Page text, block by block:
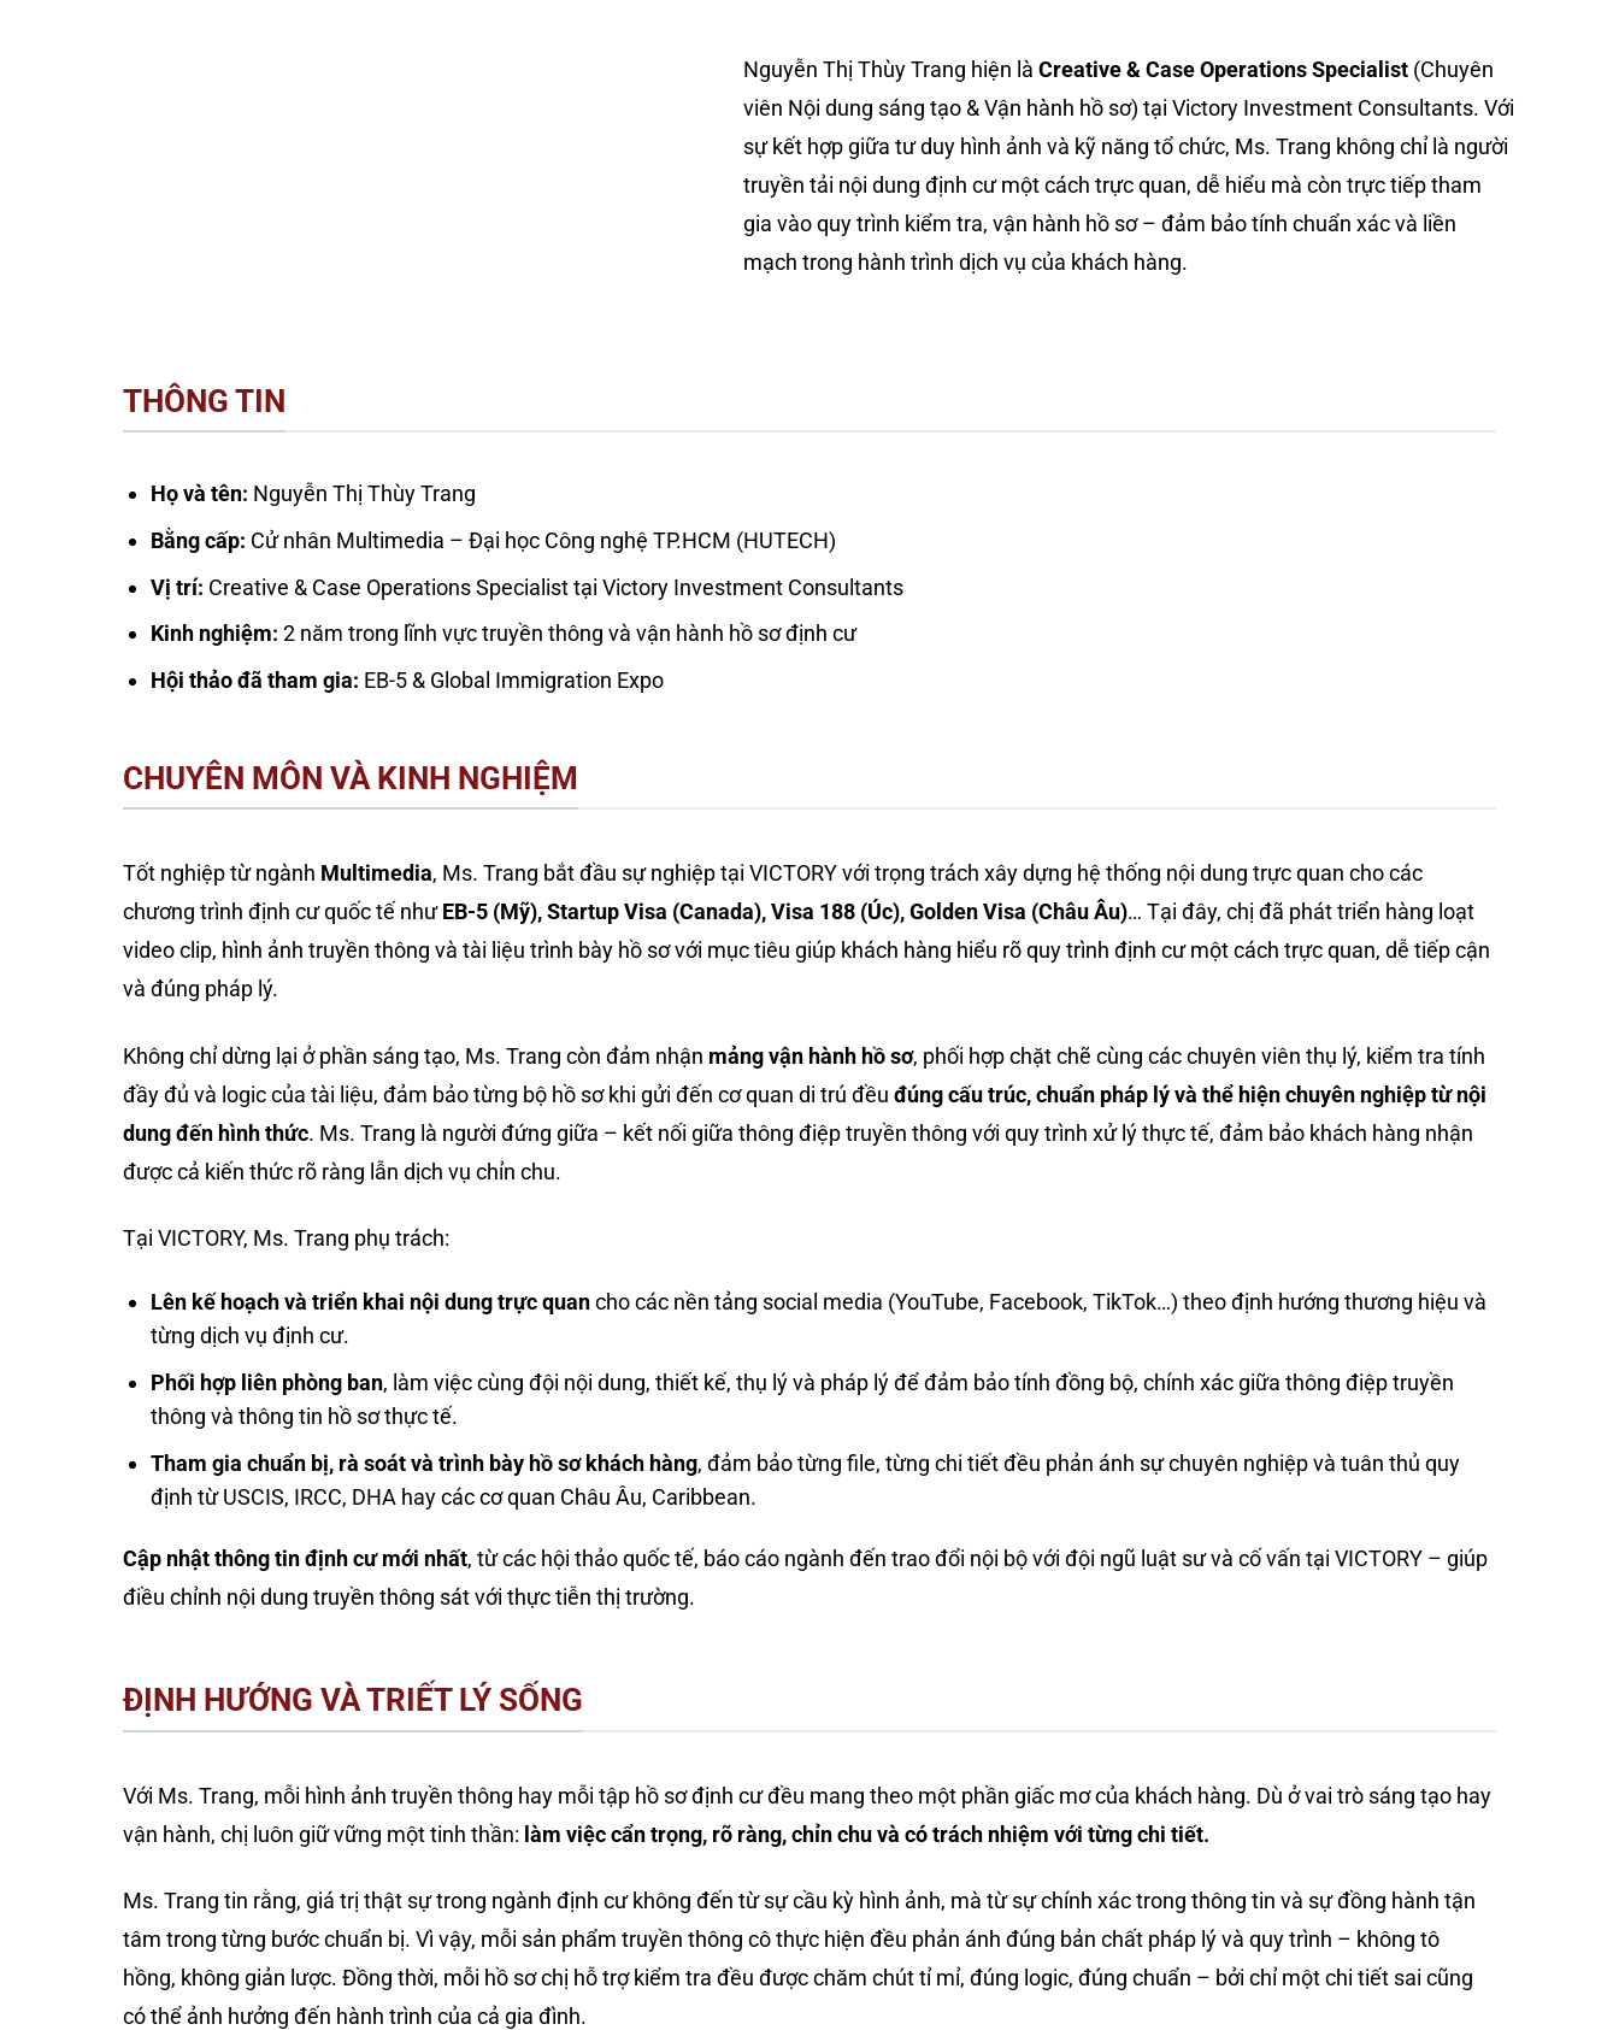
Nguyễn Thị Thùy Trang hiện là Creative & Case Operations Specialist (Chuyên
viên Nội dung sáng tạo & Vận hành hồ sơ) tại Victory Investment Consultants. Với
sự kết hợp giữa tư duy hình ảnh và kỹ năng tổ chức, Ms. Trang không chỉ là người
truyền tải nội dung định cư một cách trực quan, dễ hiểu mà còn trực tiếp tham
gia vào quy trình kiểm tra, vận hành hồ sơ – đảm bảo tính chuẩn xác và liền
mạch trong hành trình dịch vụ của khách hàng.
THÔNG TIN
Họ và tên: Nguyễn Thị Thùy Trang
Bằng cấp: Cử nhân Multimedia – Đại học Công nghệ TP.HCM (HUTECH)
Vị trí: Creative & Case Operations Specialist tại Victory Investment Consultants
Kinh nghiệm: 2 năm trong lĩnh vực truyền thông và vận hành hồ sơ định cư
Hội thảo đã tham gia: EB-5 & Global Immigration Expo
CHUYÊN MÔN VÀ KINH NGHIỆM
Tốt nghiệp từ ngành Multimedia, Ms. Trang bắt đầu sự nghiệp tại VICTORY với trọng trách xây dựng hệ thống nội dung trực quan cho các
chương trình định cư quốc tế nhưEB-5 (Mỹ), Startup Visa (Canada), Visa 188 (Úc), Golden Visa (Châu Âu)… Tại đây, chị đã phát triển hàng loạt
video clip, hình ảnh truyền thông và tài liệu trình bày hồ sơ với mục tiêu giúp khách hàng hiểu rõ quy trình định cư một cách trực quan, dễ tiếp cận
và đúng pháp lý.
Không chỉ dừng lại ở phần sáng tạo, Ms. Trang còn đảm nhận mảng vận hành hồ sơ, phối hợp chặt chẽ cùng các chuyên viên thụ lý, kiểm tra tính
đầy đủ và logic của tài liệu, đảm bảo từng bộ hồ sơ khi gửi đến cơ quan di trú đều đúng cấu trúc, chuẩn pháp lý và thể hiện chuyên nghiệp từ nội
dung đến hình thức. Ms. Trang là người đứng giữa – kết nối giữa thông điệp truyền thông với quy trình xử lý thực tế, đảm bảo khách hàng nhận
được cả kiến thức rõ ràng lẫn dịch vụ chỉn chu.
Tại VICTORY, Ms. Trang phụ trách:
Lên kế hoạch và triển khai nội dung trực quancho các nền tảng social media (YouTube, Facebook, TikTok…) theo định hướng thương hiệu và
từng dịch vụ định cư.
Phối hợp liên phòng ban, làm việc cùng đội nội dung, thiết kế, thụ lý và pháp lý để đảm bảo tính đồng bộ, chính xác giữa thông điệp truyền
thông và thông tin hồ sơ thực tế.
Tham gia chuẩn bị, rà soát và trình bày hồ sơ khách hàng, đảm bảo từng file, từng chi tiết đều phản ánh sự chuyên nghiệp và tuân thủ quy
định từ USCIS, IRCC, DHA hay các cơ quan Châu Âu, Caribbean.
Cập nhật thông tin định cư mới nhất, từ các hội thảo quốc tế, báo cáo ngành đến trao đổi nội bộ với đội ngũ luật sư và cố vấn tại VICTORY – giúp
điều chỉnh nội dung truyền thông sát với thực tiễn thị trường.
ĐỊNH HƯỚNG VÀ TRIẾT LÝ SỐNG
Với Ms. Trang, mỗi hình ảnh truyền thông hay mỗi tập hồ sơ định cư đều mang theo một phần giấc mơ của khách hàng. Dù ở vai trò sáng tạo hay
vận hành, chị luôn giữ vững một tinh thần: làm việc cẩn trọng, rõ ràng, chỉn chu và có trách nhiệm với từng chi tiết.
Ms. Trang tin rằng, giá trị thật sự trong ngành định cư không đến từ sự cầu kỳ hình ảnh, mà từ sự chính xác trong thông tin và sự đồng hành tận
tâm trong từng bước chuẩn bị. Vì vậy, mỗi sản phẩm truyền thông cô thực hiện đều phản ánh đúng bản chất pháp lý và quy trình – không tô
hồng, không giản lược. Đồng thời, mỗi hồ sơ chị hỗ trợ kiểm tra đều được chăm chút tỉ mỉ, đúng logic, đúng chuẩn – bởi chỉ một chi tiết sai cũng
có thể ảnh hưởng đến hành trình của cả gia đình.